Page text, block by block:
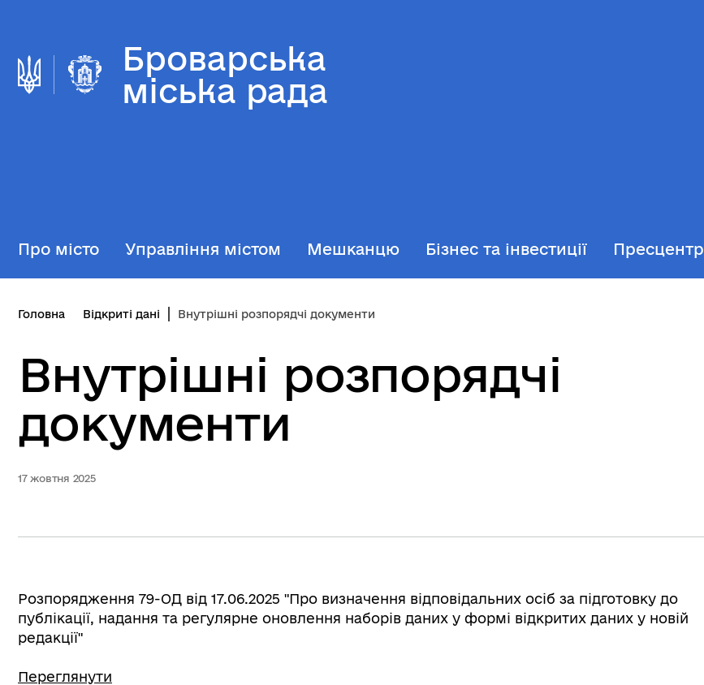
Броварська
міська рада
Про місто Управління містом Мешканцю Бізнес та інвестиції Пресцентр
Головна Відкриті дані Внутрішні розпорядчі документи
Внутрішні розпорядчі
документи
17 жовтня 2025
Розпорядження 79-ОД від 17.06.2025 "Про визначення відповідальних осіб за підготовку до
публікації, надання та регулярне оновлення наборів даних у формі відкритих даних у новій
редакції"
Переглянути